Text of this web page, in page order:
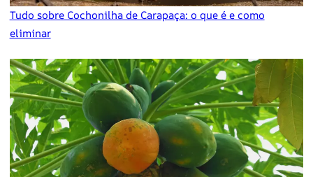
Tudo sobre Cochonilha de Carapaça: o que é e como
eliminar